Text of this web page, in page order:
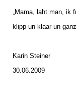
„Mama, laht man, ik
klipp un klaar un
Karin Steiner
30.06.2009